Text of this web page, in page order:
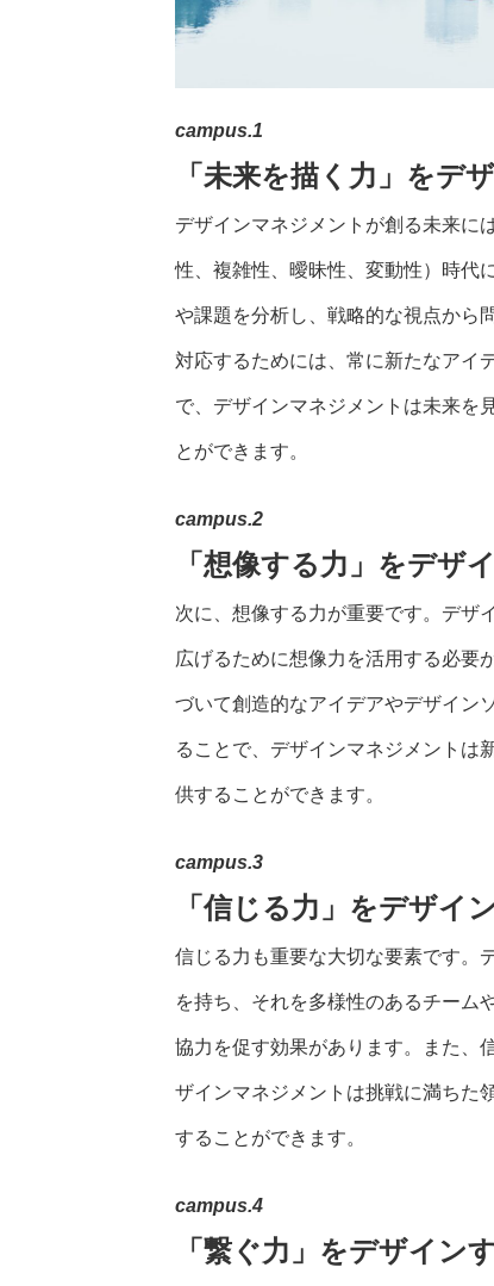
campus.1
「未来を描く力」をデ
デザインマネジメントが創る未来に
性、複雑性、曖昧性、変動性）時代
や課題を分析し、戦略的な視点から
対応するためには、常に新たなアイ
で、デザインマネジメントは未来を
とができます。
campus.2
「想像する力」をデザ
次に、想像する力が重要です。デザ
広げるために想像力を活用する必要
づいて創造的なアイデアやデザイン
ることで、デザインマネジメントは
供することができます。
campus.3
「信じる力」をデザイ
信じる力も重要な大切な要素です。
を持ち、それを多様性のあるチーム
協力を促す効果があります。また、
ザインマネジメントは挑戦に満ちた
することができます。
campus.4
「繋ぐ力」をデザイン